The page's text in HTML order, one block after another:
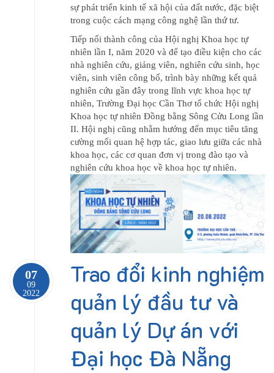
sự phát triển kinh tế xã hội của đất nước, đặc biệt
trong cuộc cách mạng công nghệ lần thứ tư.
Tiếp nối thành công của Hội nghị Khoa học tự
nhiên lần I, năm 2020 và để tạo điều kiện cho các
nhà nghiên cứu, giảng viên, nghiên cứu sinh, học
viên, sinh viên công bố, trình bày những kết quả
nghiên cứu gần đây trong lĩnh vực khoa học tự
nhiên, Trường Đại học Cần Thơ tổ chức Hội nghị
Khoa học tự nhiên Đồng bằng Sông Cửu Long lần
II. Hội nghị cũng nhằm hướng đến mục tiêu tăng
cường mối quan hệ hợp tác, giao lưu giữa các nhà
khoa học, các cơ quan đơn vị trong đào tạo và
nghiên cứu khoa học về khoa học tự nhiên.
07
09
2022
Trao đổi kinh nghiệm
quản lý đầu tư và
quản lý Dự án với
Đại học Đà Nẵng